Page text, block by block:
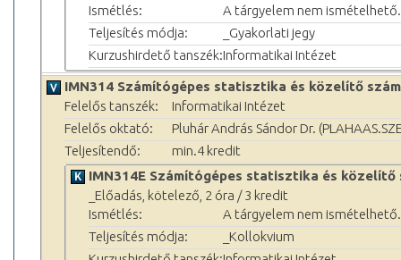
Ismétlés:
A tárgyelem nem ismételhető.
Teljesítés módja:
_Gyakorlati jegy
Kurzushirdető tanszék:Informatikai Intézet
IMN314 Számítógépes statisztika és közelítő
Felelős tanszék:
Informatikai Intézet
Felelős oktató:
Pluhár András Sándor Dr.
Teljesítendő:
min.4 kredit
IMN314E Számítógépes statisztika és közelítő
_Előadás, kötelező, 2 óra / 3 kredit
Ismétlés:
A tárgyelem nem ismételhető.
Teljesítés módja:
_Kollokvium